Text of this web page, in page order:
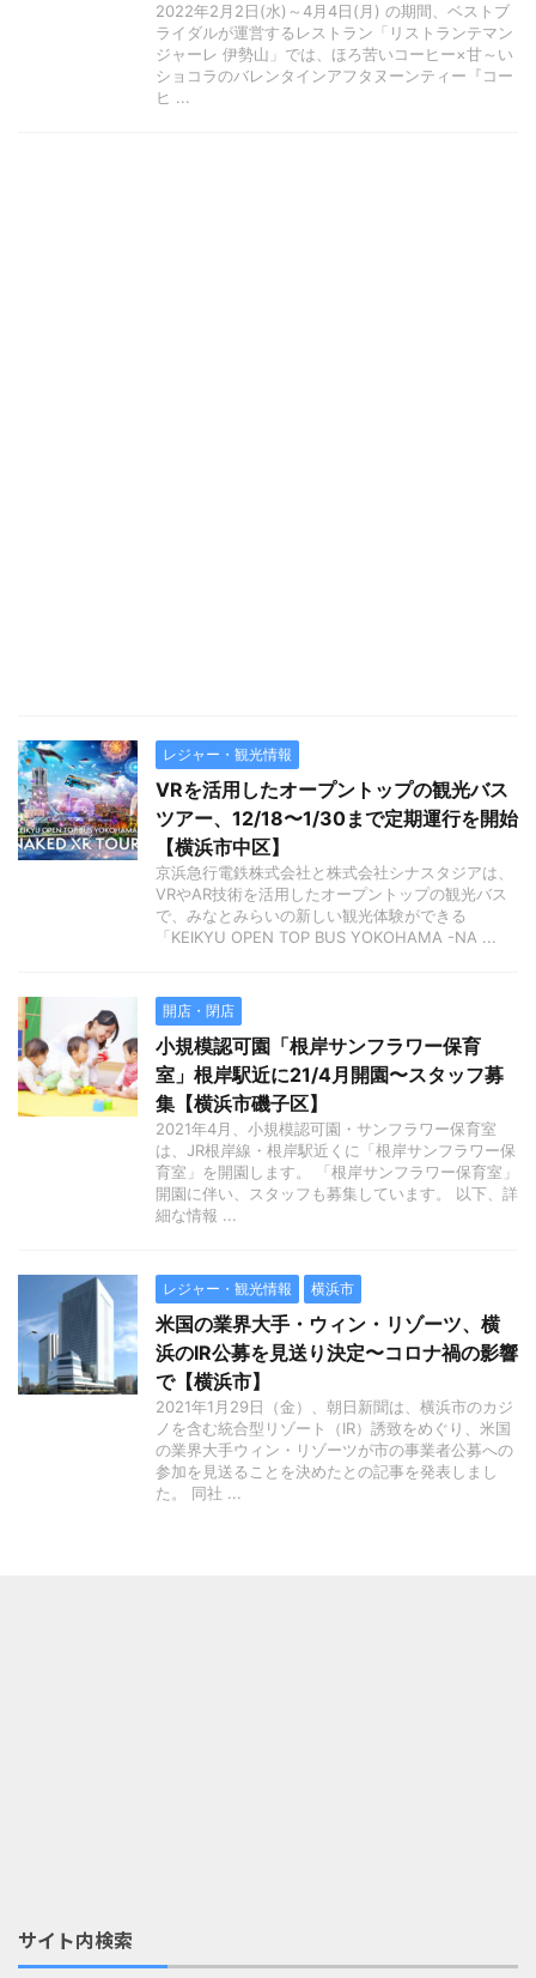
2022年2月2日(水)～4月4日(月) の期間、ベストブ
ライダルが運営するレストラン「リストランテマン
ジャーレ 伊勢山」では、ほろ苦いコーヒー×甘～い
ショコラのバレンタインアフタヌーンティー『コー
ヒ ...
レジャー・観光情報
VRを活用したオープントップの観光バス
ツアー、12/18〜1/30まで定期運行を開始
【横浜市中区】
京浜急行電鉄株式会社と株式会社シナスタジアは、
VRやAR技術を活用したオープントップの観光バス
で、みなとみらいの新しい観光体験ができる
「KEIKYU OPEN TOP BUS YOKOHAMA -NA ...
開店・閉店
小規模認可園「根岸サンフラワー保育
室」根岸駅近に21/4月開園〜スタッフ募
集【横浜市磯子区】
2021年4月、小規模認可園・サンフラワー保育室
は、JR根岸線・根岸駅近くに「根岸サンフラワー保
育室」を開園します。 「根岸サンフラワー保育室」
開園に伴い、スタッフも募集しています。 以下、詳
細な情報 ...
レジャー・観光情報 横浜市
米国の業界大手・ウィン・リゾーツ、横
浜のIR公募を見送り決定〜コロナ禍の影響
で【横浜市】
2021年1月29日（金）、朝日新聞は、横浜市のカジ
ノを含む統合型リゾート（IR）誘致をめぐり、米国
の業界大手ウィン・リゾーツが市の事業者公募への
参加を見送ることを決めたとの記事を発表しまし
た。 同社 ...
サイト内検索